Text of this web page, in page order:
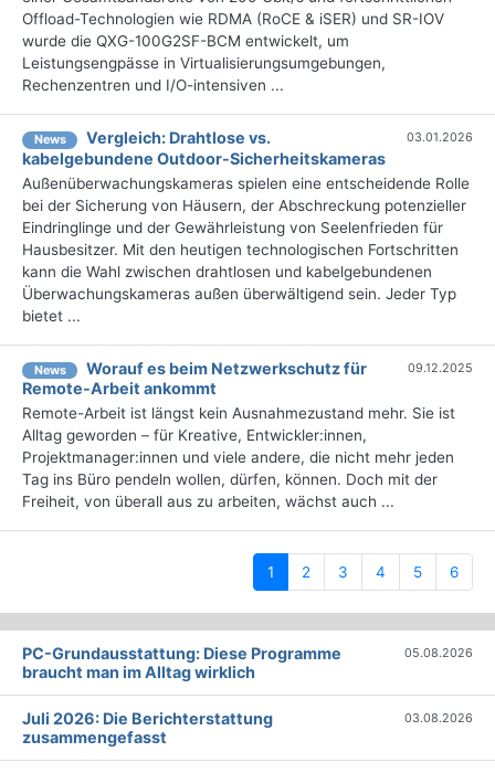
Offload-Technologien wie RDMA (RoCE & iSER) und SR-IOV
wurde die QXG-100G2SF-BCM entwickelt, um
Leistungsengpässe in Virtualisierungsumgebungen,
Rechenzentren und I/O-intensiven ...
News
Vergleich: Drahtlose vs.
kabelgebundene Outdoor-Sicherheitskameras
03.01.2026
Außenüberwachungskameras spielen eine entscheidende Rolle
bei der Sicherung von Häusern, der Abschreckung potenzieller
Eindringlinge und der Gewährleistung von Seelenfrieden für
Hausbesitzer. Mit den heutigen technologischen Fortschritten
kann die Wahl zwischen drahtlosen und kabelgebundenen
Überwachungskameras außen überwältigend sein. Jeder Typ
bietet ...
News
Worauf es beim Netzwerkschutz für
Remote-Arbeit ankommt
09.12.2025
Remote-Arbeit ist längst kein Ausnahmezustand mehr. Sie ist
Alltag geworden – für Kreative, Entwickler:innen,
Projektmanager:innen und viele andere, die nicht mehr jeden
Tag ins Büro pendeln wollen, dürfen, können. Doch mit der
Freiheit, von überall aus zu arbeiten, wächst auch ...
1 (current)
2 3 4 5 6
PC-Grundausstattung: Diese Programme
braucht man im Alltag wirklich
05.08.2026
Juli 2026: Die Bericht­erstattung
zusammengefasst
03.08.2026